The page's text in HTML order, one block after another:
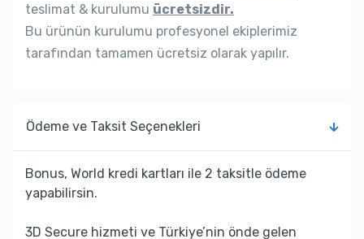
teslimat & kurulumu ücretsizdir.
Bu ürünün kurulumu profesyonel ekiplerimiz
tarafından tamamen ücretsiz olarak yapılır.
Ödeme ve Taksit Seçenekleri
Bonus, World kredi kartları ile 2 taksitle ödeme
yapabilirsin.
3D Secure hizmeti ve Türkiye’nin önde gelen